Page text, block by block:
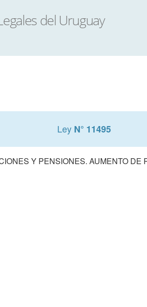
Ley N° 11495
Y PENSIONES. AUMENTO DE